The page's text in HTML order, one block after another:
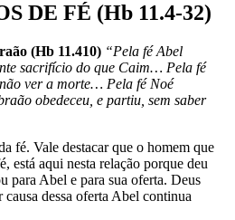
DE FÉ (Hb 11.4-32)
(Hb 11.410) “Pela fé Abel
sacrifício do que Caim… Pela fé
ver a morte… Pela fé Noé
obedeceu, e partiu, sem saber
fé. Vale destacar que o homem que
está aqui nesta relação porque deu
Abel e para sua oferta. Deus
dessa oferta Abel continua